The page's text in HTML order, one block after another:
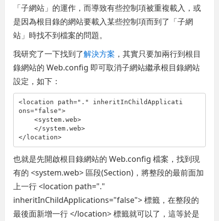
「子網站」的運作，而導致有些控制項被重複載入，或
是因為根目錄的網站要載入某些控制項而到了「子網
站」時找不到檔案的問題。
我研究了一下找到了解決方案 ，其實只要加兩行到根目
錄網站的 Web.config 即可取消子網站繼承根目錄網站
設定，如下：
<location path="."
inheritInChildApplicati
ons="false">
<system.web>
</system.web>
</ location>
也就是先開啟根目錄網站的 Web.config 檔案，找到現
有的 <system.web> 區段(Section)，將整段的最前面加
上一行<location path="."
inheritInChildApplications="false">標籤，在整段的
最後面新增一行 </location> 標籤就可以了，這等於是